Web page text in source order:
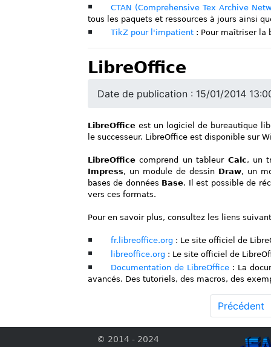
CTAN (Comprehensive Tex Archive
tous les paquets et ressources à jours ainsi
TikZ pour l'impatient: Pour maîtriser la
LibreOffice
Date de publication : 15/01/2014
LibreOffice est un logiciel de bureautique
le successeur. LibreOffice est disponible sur
LibreOffice comprend un tableur Calc, un
Impress, un module de dessin Draw, un
bases de données Base. Il est possible de
vers ces formats.
Pour en savoir plus, consultez les liens
fr.libreoffice.org : Le site officiel de
libreoffice.org : Le site officiel de
Documentation de LibreOffice: La
avancés. Des tutoriels, des macros, des
Précédent
© 2014 - 2024